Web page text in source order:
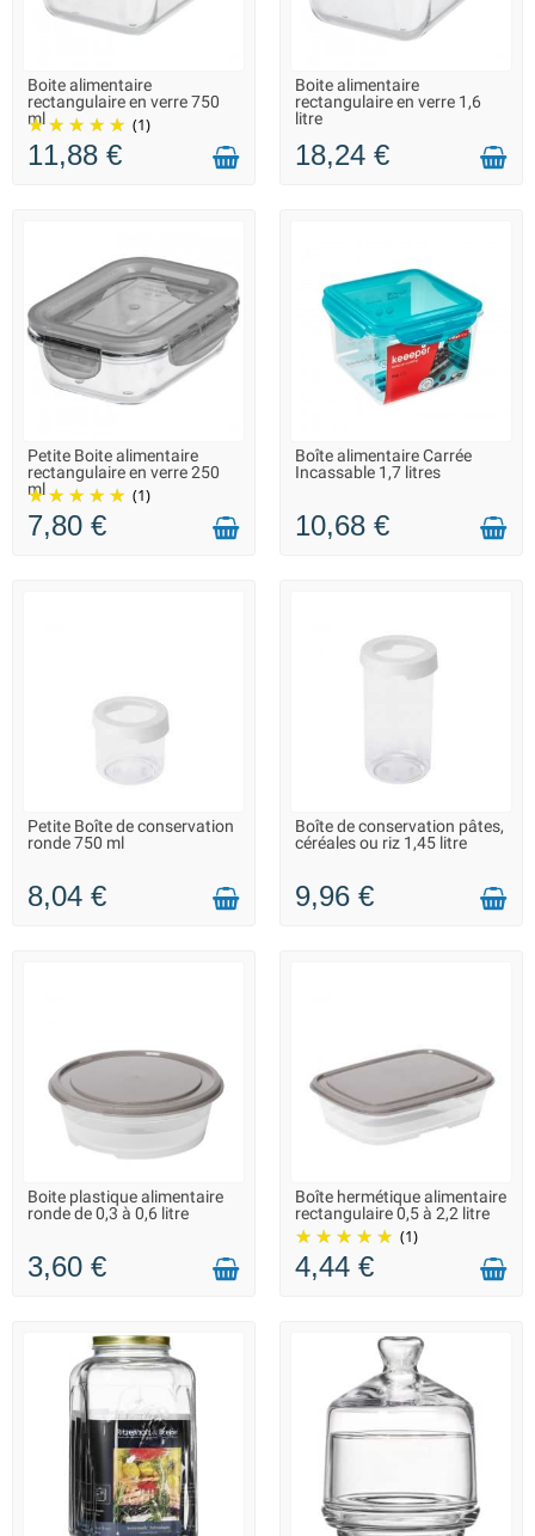
EN STOCK DANS 20 JOURS -
VOUS POUVEZ COMMANDER
Boite alimentaire
rectangulaire en verre 750
ml
(1)
11,88 €
EN STOCK DANS 15 JOURS -
VOUS POUVEZ COMMANDER
Boite alimentaire
rectangulaire en verre 1,6
litre
18,24 €
LIVRAISON 2 À 3 JOURS
Petite Boite alimentaire
rectangulaire en verre 250
ml
(1)
7,80 €
LIVRAISON 2 À 3 JOURS
Boîte alimentaire Carrée
Incassable 1,7 litres
10,68 €
LIVRAISON 2 À 3 JOURS
Petite Boîte de conservation
ronde 750 ml
8,04 €
LIVRAISON 2 À 3 JOURS
Boîte de conservation pâtes,
céréales ou riz 1,45 litre
9,96 €
LIVRAISON 2 À 3 JOURS
Boite plastique alimentaire
ronde de 0,3 à 0,6 litre
3,60 €
EN STOCK DANS 20 JOURS -
VOUS POUVEZ COMMANDER
Boîte hermétique alimentaire
rectangulaire 0,5 à 2,2 litre
(1)
4,44 €